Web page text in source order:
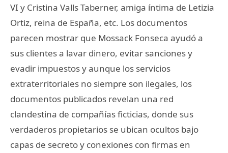
VI y Cristina Valls Taberner, amiga íntima de Letizia
Ortiz, reina de España, etc. Los documentos
parecen mostrar que Mossack Fonseca ayudó a
sus clientes a lavar dinero, evitar sanciones y
evadir impuestos y aunque los servicios
extraterritoriales no siempre son ilegales, los
documentos publicados revelan una red
clandestina de compañías ficticias, donde sus
verdaderos propietarios se ubican ocultos bajo
capas de secreto y conexiones con firmas en